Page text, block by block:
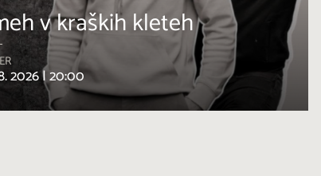
Teran v vseh svojih odtenkih
ŠTANJEL
12. 8. 2026 |19:00